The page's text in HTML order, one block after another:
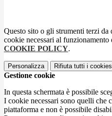
Questo sito o gli strumenti terzi
cookie necessari al
COOKIE POLICY.
Personalizza Rifiuta tutti i cookies
Gestione cookie
In questa schermata è possibile
I cookie necessari sono quelli che
piattaforma e non è possibile